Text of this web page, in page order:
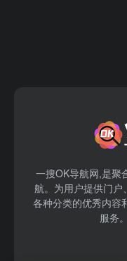
一搜OK导航网,是聚
航。为用户提供门
各种分类的优秀内容
服务